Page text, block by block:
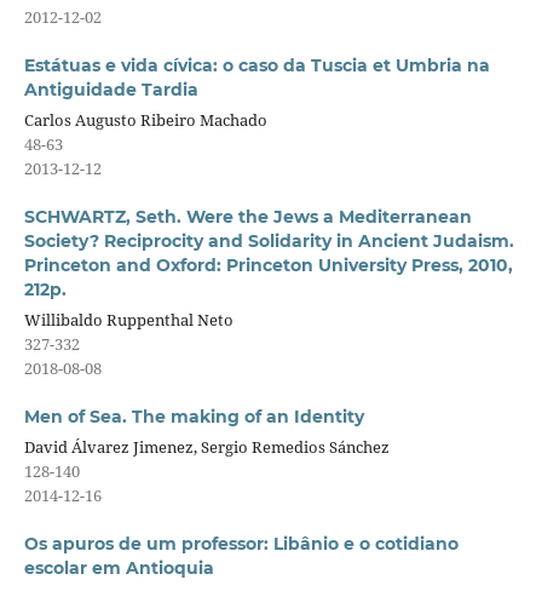
2012-12-02
Estátuas e vida cívica: o caso da Tuscia et Umbria na
Antiguidade Tardia
Carlos Augusto Ribeiro Machado
48-63
2013-12-12
SCHWARTZ, Seth. Were the Jews a Mediterranean
Society? Reciprocity and Solidarity in Ancient Judaism.
Princeton and Oxford: Princeton University Press, 2010,
212p.
Willibaldo Ruppenthal Neto
327-332
2018-08-08
Men of Sea. The making of an Identity
David Álvarez Jimenez, Sergio Remedios Sánchez
128-140
2014-12-16
Os apuros de um professor: Libânio e o cotidiano
escolar em Antioquia